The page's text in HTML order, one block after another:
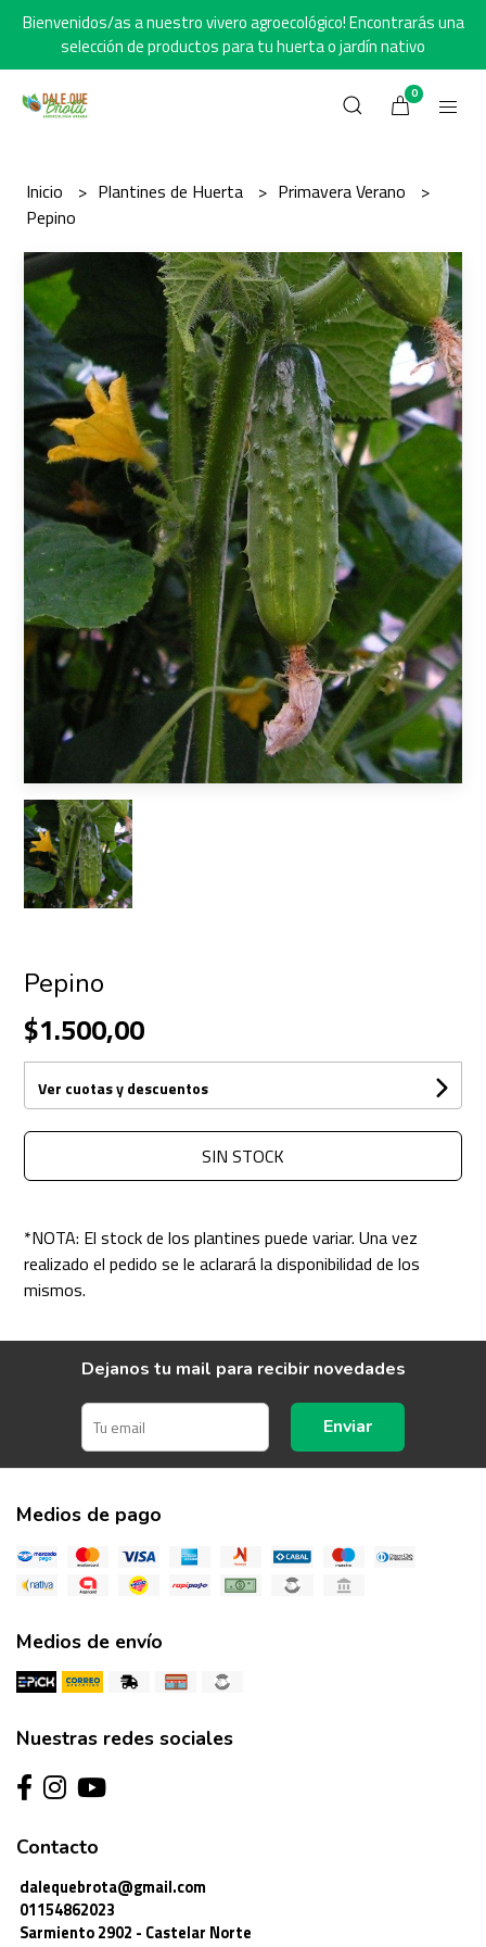
Bienvenidos/as a nuestro vivero agroecológico! Encontrarás una
selección de productos para tu huerta o jardín nativo
0
Inicio Plantines de Huerta
Primavera Verano
Pepino
Pepino
$1.500,00
Ver cuotas y descuentos
SIN STOCK
*NOTA: El stock de los plantines puede variar. Una vez
realizado el pedido se le aclarará la disponibilidad de los
mismos.
Dejanos tu mail para recibir novedades
Enviar
Medios de pago
Medios de envío
Nuestras redes sociales
Contacto
dalequebrota@gmail.com
01154862023
Sarmiento 2902 - Castelar Norte